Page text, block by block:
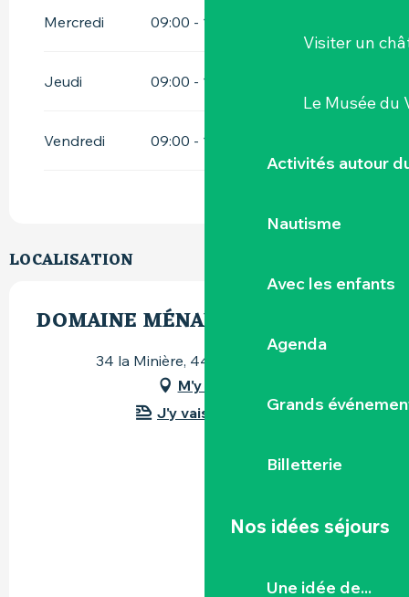
Visiter un
Le Musée du
Activités autour
Nautisme
Avec les enfants
Agenda
Grands
Billetterie
Nos idées séjours
Une idée de...
Mercredi 09:00 - 12:00
Jeudi 09:00 - 12:00
Vendredi 09:00 - 12:00
LOCALISATION
DOMAINE MÉNARD-GABORIT
34 la Minière, 44690 Monnières
M'y rendre
J'y vais en train !